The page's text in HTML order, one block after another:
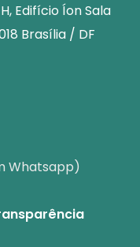
Edifício Íon Sala
Brasília / DF
Whatsapp)